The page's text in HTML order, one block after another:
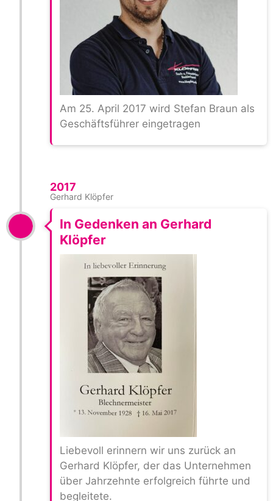
Am 25. April 2017 wird Stefan Braun als
Geschäftsführer eingetragen
2017
Gerhard Klöpfer
In Gedenken an Gerhard
Klöpfer
Liebevoll erinnern wir uns zurück an
Gerhard Klöpfer, der das Unternehmen
über Jahrzehnte erfolgreich führte und
begleitete.